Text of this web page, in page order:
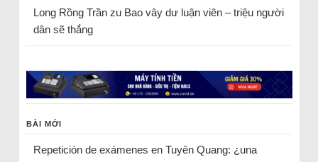
Long Rồng Trầnzu Bao vây dư luận viên – triệu người
dân sẽ thắng
BÀI MỚI
Repetición de exámenes en Tuyên Quang: ¿una